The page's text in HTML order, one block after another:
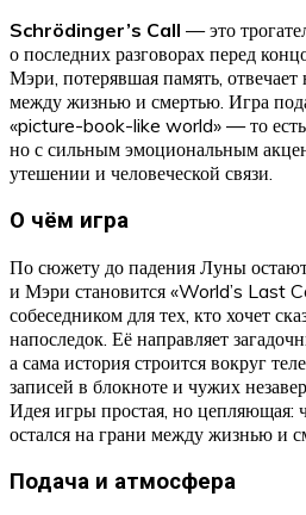
Schrödinger’s Call — это
о последних разговорах перед
Мэри, потерявшая память,
между жизнью и смертью. Игра
«picture-book-like world» — то есть
но с сильным эмоциональным
утешении и человеческой связи.
О чём игра
По сюжету до падения Луны
и Мэри становится «World’s Last
собеседником для тех, кто хочет
напоследок. Её направляет
а сама история строится вокруг
записей в блокноте и чужих
Идея игры простая, но цепляющая:
остался на грани между жизнью и
Подача и атмосфера